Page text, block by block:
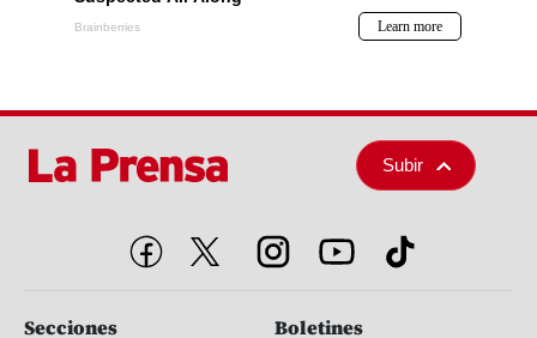
Subir
Secciones Boletines